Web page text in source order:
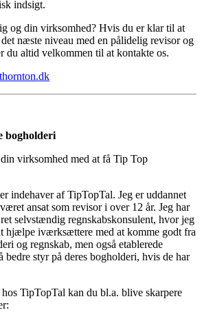
indsigt.
og din virksomhed? Hvis du er klar til at
næste niveau med en pålidelig revisor og
du altid velkommen til at kontakte os.
bogholderi
virksomhed med at få Tip Top
indehaver af TipTopTal. Jeg er uddannet
ansat som revisor i over 12 år. Jeg har
selvstændig regnskabskonsulent, hvor jeg
hjælpe iværksættere med at komme godt fra
og regnskab, men også etablerede
bedre styr på deres bogholderi, hvis de har
TipTopTal kan du bl.a. blive skarpere